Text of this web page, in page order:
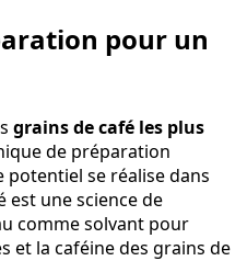
pour un
grains de café les plus
de préparation
se réalise dans
est une science de
comme solvant pour
et la caféine des grains de